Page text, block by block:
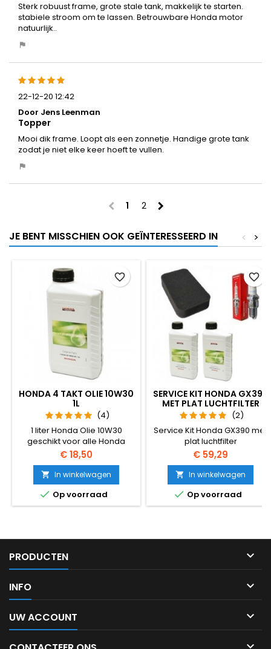
Sterk robuust frame, grote stale tank, makkelijk te starten.
stabiele stroom om te lassen. Betrouwbare Honda motor
natuurlijk..
22-12-20 12:42
Door Jens Leenman
Topper
Mooi dik frame. Loopt als een zonnetje. Handige grote tank
zodat je niet elke keer hoeft te vullen.
chevron_left 1 2 chevron_right
JE BENT MISSCHIEN OOK GEÏNTERESSEERD IN >
<
HONDA 4 TAKT OLIE 10W30
1L
(4)
1 liter Honda Olie 10W30
geschikt voor alle Honda
benzine aggregaten.
Prijs
€ 18,50
 In winkelwagen
 Op voorraad
favorite_border
SERVICE KIT HONDA GX390
MET PLAT LUCHTFILTER
(2)
Service Kit Honda GX390 met
plat luchtfilter
Prijs
€ 59,29
 In winkelwagen
 Op voorraad
favorite_border
PRODUCTEN 
INFO 
UW ACCOUNT 